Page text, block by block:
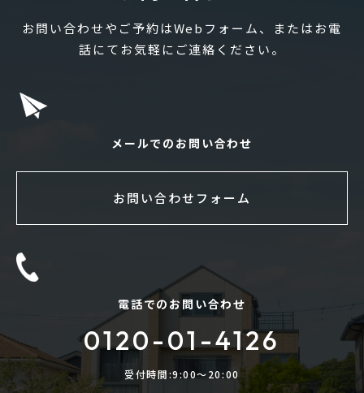
お問い合わせやご予約はWebフォーム、またはお電
話にてお気軽にご連絡ください。
メールでのお問い合わせ
お問い合わせフォーム
電話でのお問い合わせ
0120-01-4126
受付時間:9:00〜20:00